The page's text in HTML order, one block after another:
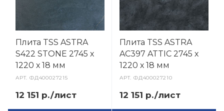
Плита TSS ASTRA
S422 STONE 2745 х
1220 х 18 мм
АРТ.ФД400027215
12 151 р./лист
Плита TSS ASTRA
AC397 ATTIC 2745 х
1220 х 18 мм
АРТ.ФД400027210
12 151 р./лист